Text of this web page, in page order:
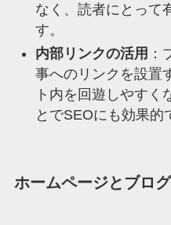
なく、読者にとって
す。
内部リンクの活用 ：
事へのリンクを設置
ト内を回遊しやすく
とでSEOにも効果的
ホームページとブロ